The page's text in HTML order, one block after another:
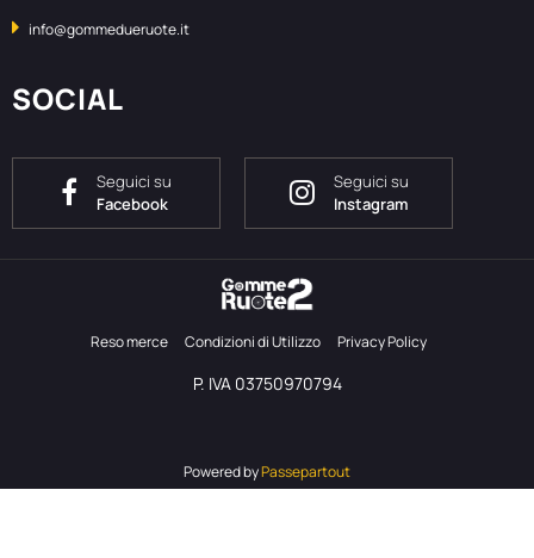
info@gommedueruote.it
SOCIAL
Seguici su
Facebook
Seguici su
Instagram
Reso merce Condizioni di Utilizzo Privacy Policy
P. IVA 03750970794
Powered byPassepartout